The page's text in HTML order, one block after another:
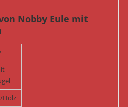
Nobby Eule mit
Holz